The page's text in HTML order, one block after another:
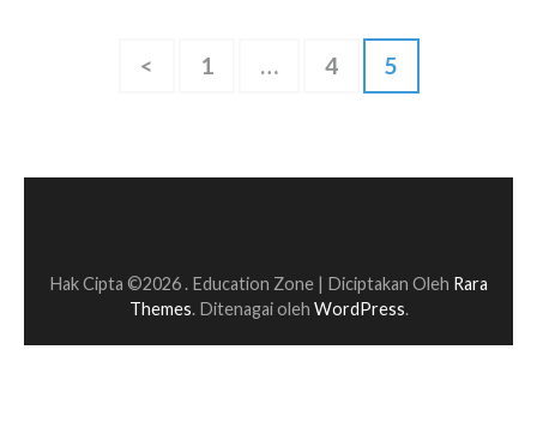
Paginasi
< Halaman
1 … Halaman
4 Halaman
5
Hak Cipta ©2026. Education Zone | Diciptakan Oleh Rara
Themes. Ditenagai oleh WordPress.